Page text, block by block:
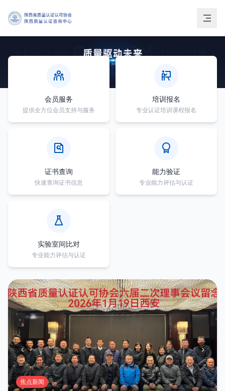
会员服务
提供全方位会员支持与服务
培训报名
专业认证培训课程报名
证书查询
快速查询证书信息
能力验证
专业能力评估与认证
实验室间比对
专业能力评估与认证
焦点新闻